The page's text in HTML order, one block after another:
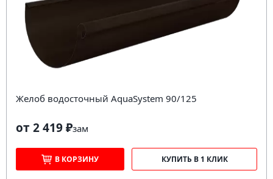
Желоб водосточный AquaSystem 90/125
от 2 419 ₽зам
В КОРЗИНУ КУПИТЬ В 1 КЛИК